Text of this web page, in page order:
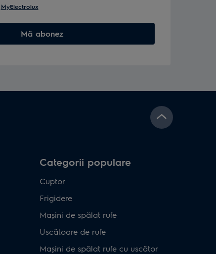
MyElectrolux
Mă abonez
Categorii populare
Cuptor
Frigidere
Mașini de spălat rufe
Uscătoare de rufe
Mașini de spălat rufe cu uscător